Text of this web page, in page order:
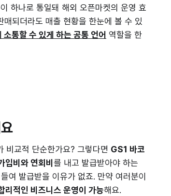
하나로 통일돼 해외 오픈마켓의 운영 효
되더라도 매출 현황을 한눈에 볼 수 있
통할 수 있게 하는 공통 언어 역할을 한
비교적 단순한가요? 그렇다면 GS1 바코
입비와 연회비 를 내고 발급받아야 하는
여 발급받을 이유가 없죠. 만약 여러분이
리적인 비즈니스 운영이 가능해요.